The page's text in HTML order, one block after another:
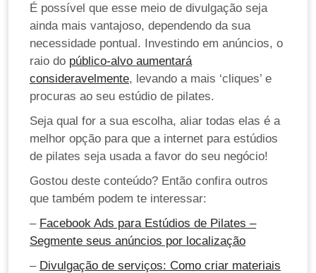
É possível que esse meio de divulgação seja
ainda mais vantajoso, dependendo da sua
necessidade pontual. Investindo em anúncios, o
raio do público-alvo aumentará
consideravelmente, levando a mais ‘cliques’ e
procuras ao seu estúdio de pilates.
Seja qual for a sua escolha, aliar todas elas é a
melhor opção para que a internet para estúdios
de pilates seja usada a favor do seu negócio!
Gostou deste conteúdo? Então confira outros
que também podem te interessar:
– Facebook Ads para Estúdios de Pilates –
Segmente seus anúncios por localização
– Divulgação de serviços: Como criar materiais